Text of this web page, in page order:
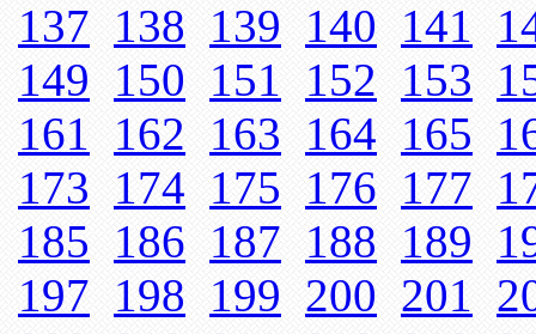
137 138 139 140 141
149 150 151 152 153
161
162 163 164 165
173 174 175 176 177
185 186 187 188 189
197 198 199 200 201